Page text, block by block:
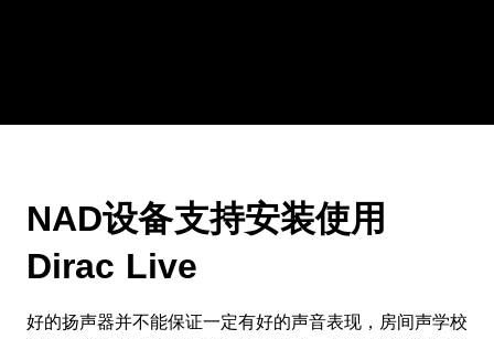
NAD设备支持安装使用
Dirac Live
好的扬声器并不能保证一定有好的声音表现，房间声学校